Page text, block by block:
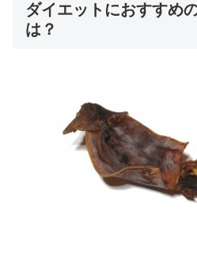
ダイエットにおすすめ
は？